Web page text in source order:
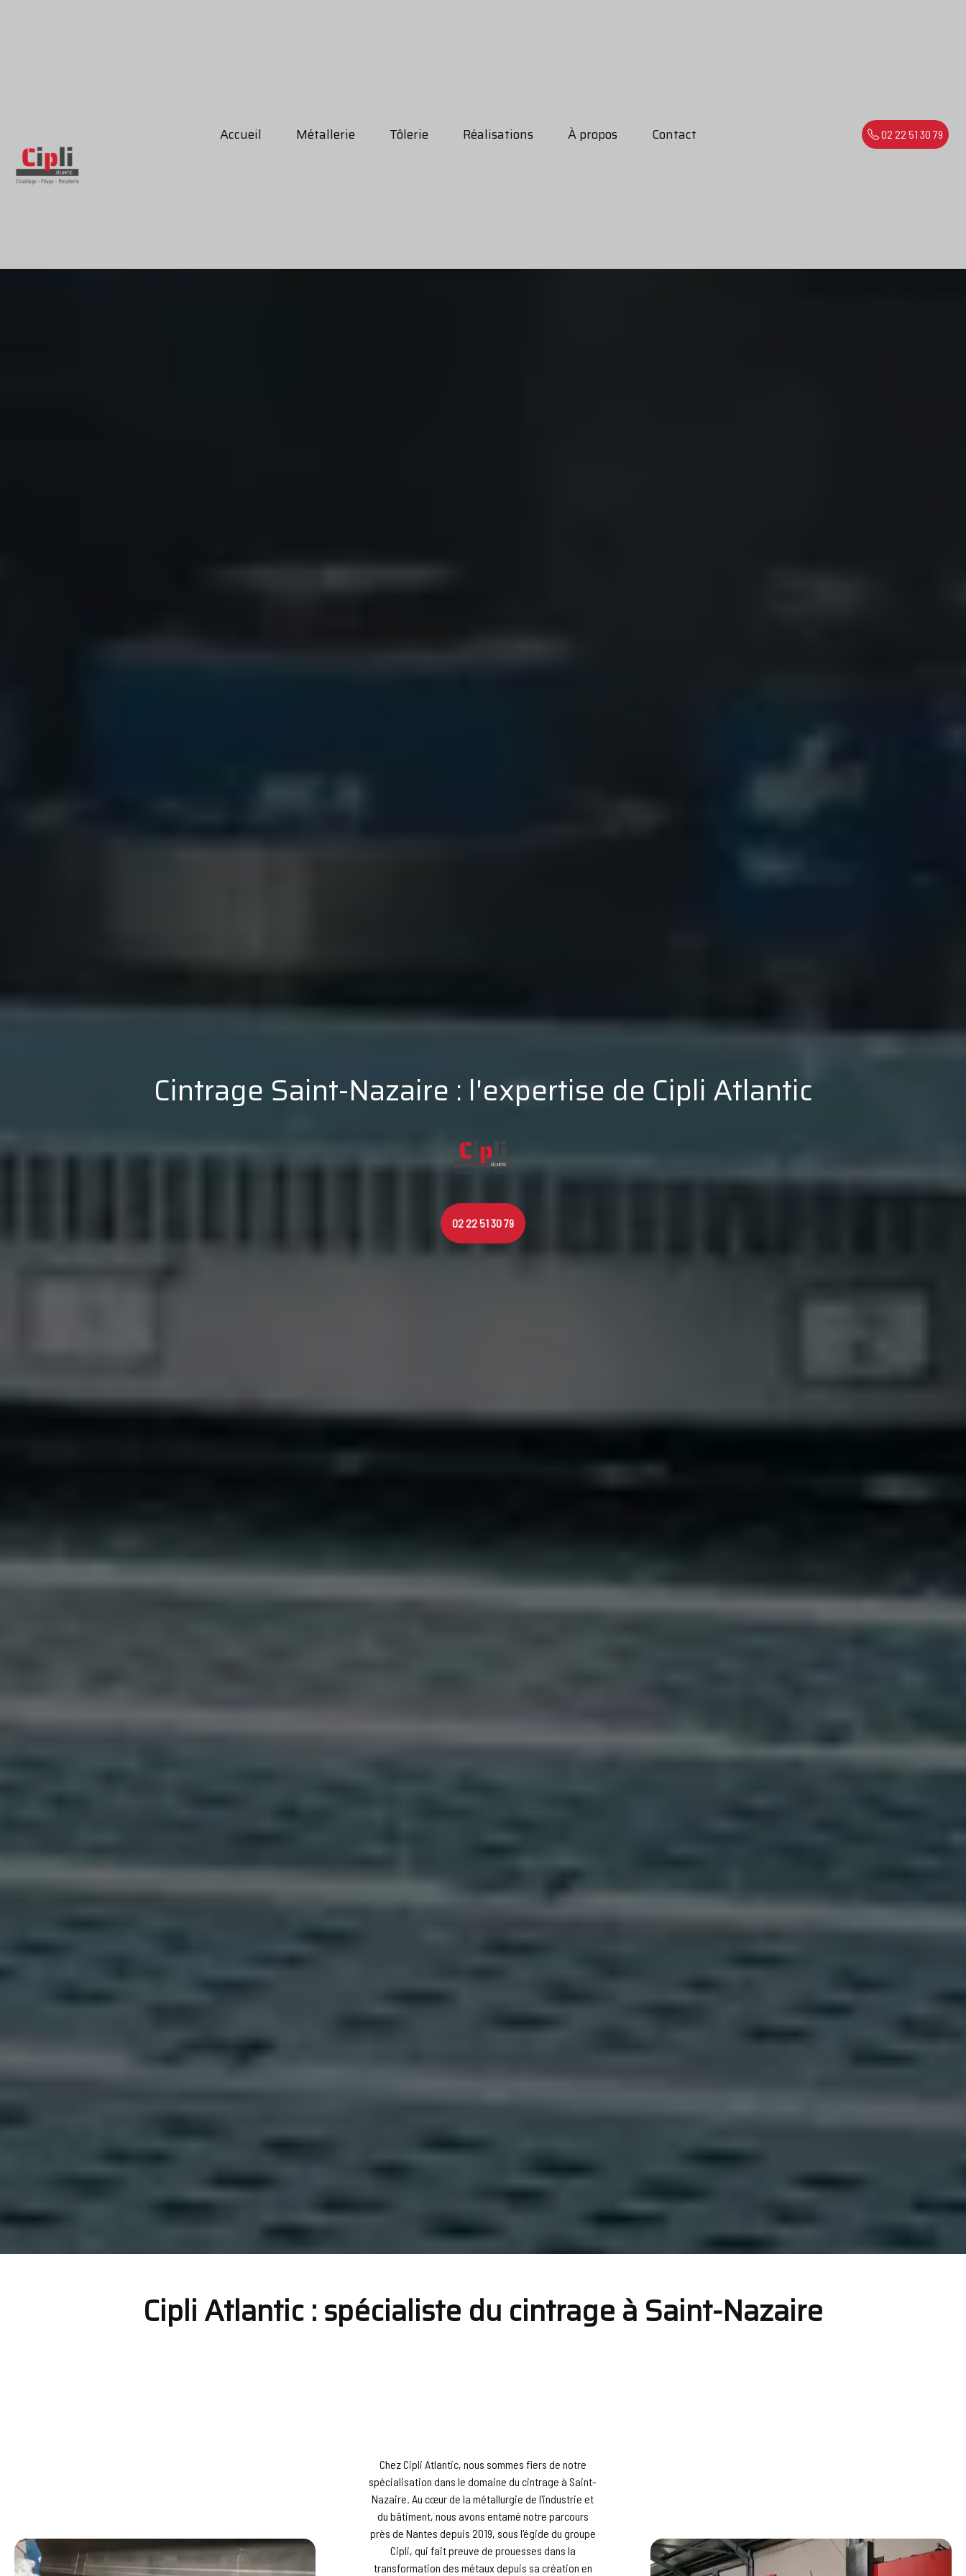
Accueil Métallerie Tôlerie Réalisations À propos Contact 02 22 51 30 79
Cintrage Saint-Nazaire : l'expertise de Cipli Atlantic
02 22 51 30 79
Cipli Atlantic : spécialiste du cintrage à Saint-Nazaire
Chez Cipli Atlantic, nous sommes fiers de notre
spécialisation dans le domaine du cintrage à Saint-
Nazaire. Au cœur de la métallurgie de l'industrie et
du bâtiment, nous avons entamé notre parcours
près de Nantes depuis 2019, sous l'égide du groupe
Cipli, qui fait preuve de prouesses dans la
transformation des métaux depuis sa création en